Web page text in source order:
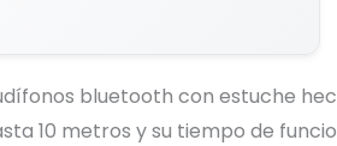
bluetooth con estuche
10 metros y su tiempo de